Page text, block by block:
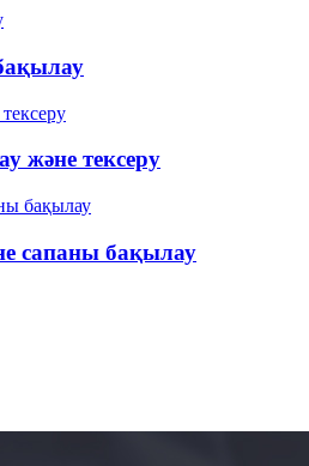
және тексеру
сапаны бақылау